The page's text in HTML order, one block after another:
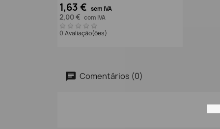
1,63 € sem IVA
2,00 € com IVA
0 Avaliação(ões)
Comentários (0)